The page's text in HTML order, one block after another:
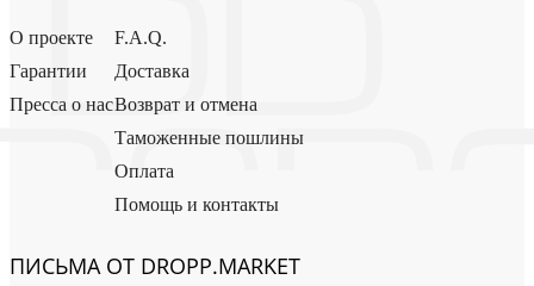
О проекте
Гарантии
Пресса о нас
F.A.Q.
Доставка
Возврат и отмена
Таможенные пошлины
Оплата
Помощь и контакты
ПИСЬМА ОТ DROPP.MARKET